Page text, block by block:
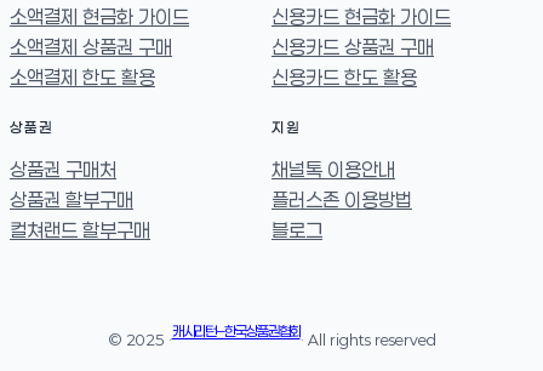
소액결제 현금화 가이드
소액결제 상품권 구매
소액결제 한도 활용
신용카드 현금화 가이드
신용카드 상품권 구매
신용카드 한도 활용
상품권
상품권 구매처
상품권 할부구매
컬쳐랜드 할부구매
지원
채널톡 이용안내
플러스존 이용방법
블로그
© 2025 ·
캐시리턴 – 한국상품권협회
· All rights reserved